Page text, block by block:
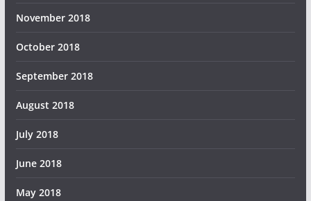
November 2018
October 2018
September 2018
August 2018
July 2018
June 2018
May 2018